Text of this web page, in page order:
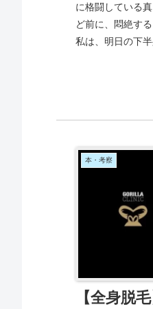
に格闘している
ど前に、悶絶す
私は、明日の下
本・考察
【全身脱